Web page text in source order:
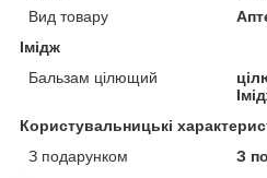
Вид товару
Імідж
Бальзам цілющий
Користувальницькі
З подарунком
З